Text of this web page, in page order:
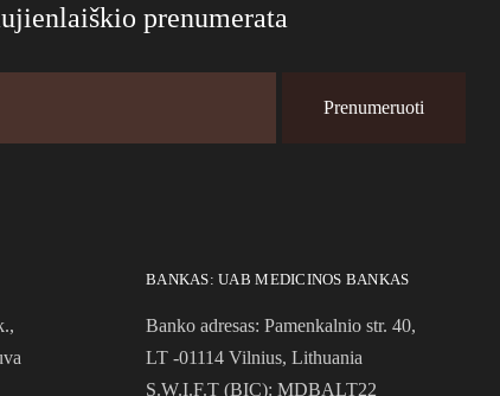
prenumerata
BANKAS: UAB MEDICINOS BANKAS
Banko adresas: Pamenkalnio str. 40,
LT -01114 Vilnius, Lithuania
S.W.I.F.T (BIC): MDBALT22